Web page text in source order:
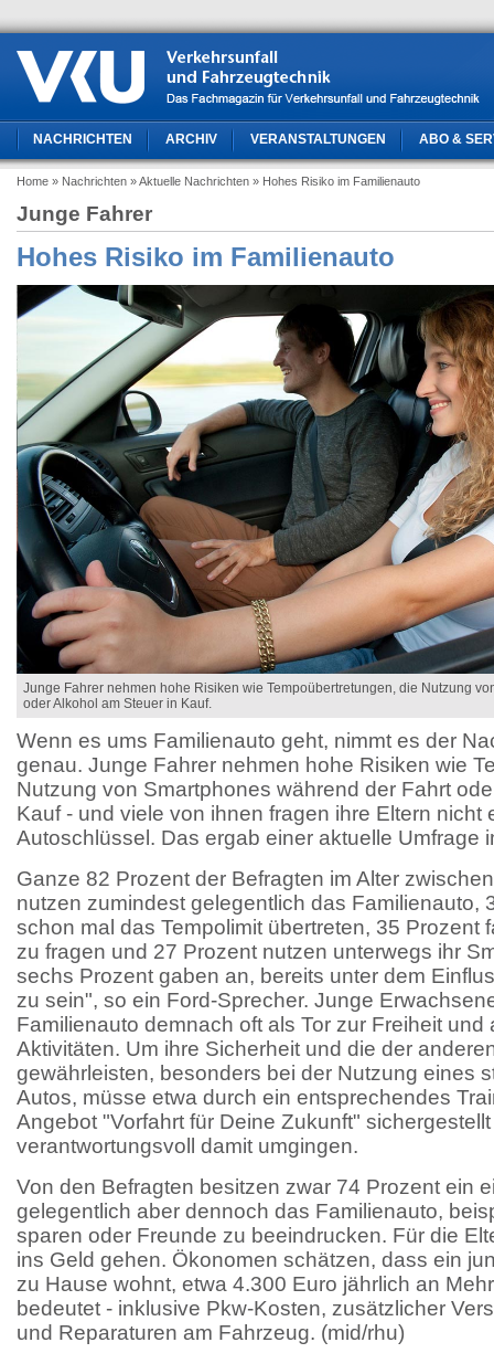
NACHRICHTEN ARCHIV VERANSTALTUNGEN ABO &
Home » Nachrichten » Aktuelle Nachrichten » Hohes Risiko im Familienauto
Junge Fahrer
Hohes Risiko im Familienauto
Junge Fahrer nehmen hohe Risiken wie Tempoübertretungen, die Nutzung
oder Alkohol am Steuer in Kauf.
Wenn es ums Familienauto geht, nimmt es der
genau. Junge Fahrer nehmen hohe Risiken wie
Nutzung von Smartphones während der Fahrt
Kauf - und viele von ihnen fragen ihre Eltern nicht
Autoschlüssel. Das ergab einer aktuelle Umfrage
Ganze 82 Prozent der Befragten im Alter
nutzen zumindest gelegentlich das Familienauto,
schon mal das Tempolimit übertreten, 35 Prozent
zu fragen und 27 Prozent nutzen unterwegs ihr
sechs Prozent gaben an, bereits unter dem
zu sein", so ein Ford-Sprecher. Junge
Familienauto demnach oft als Tor zur Freiheit und
Aktivitäten. Um ihre Sicherheit und die der
gewährleisten, besonders bei der Nutzung eines
Autos, müsse etwa durch ein entsprechendes
Angebot "Vorfahrt für Deine Zukunft"
verantwortungsvoll damit umgingen.
Von den Befragten besitzen zwar 74 Prozent ein
gelegentlich aber dennoch das Familienauto,
sparen oder Freunde zu beeindrucken. Für die
ins Geld gehen. Ökonomen schätzen, dass ein
zu Hause wohnt, etwa 4.300 Euro jährlich an
bedeutet - inklusive Pkw-Kosten, zusätzlicher
und Reparaturen am Fahrzeug. (mid/rhu)